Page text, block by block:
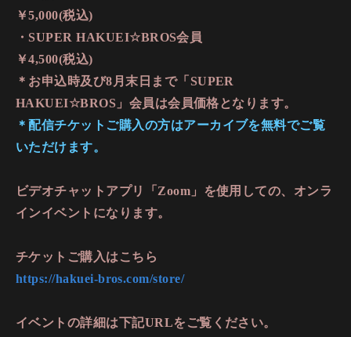
￥5,000(税込)
・SUPER HAKUEI☆BROS会員
￥4,500(税込)
＊お申込時及び8月末日まで「SUPER
HAKUEI☆BROS」会員は会員価格となります。
＊配信チケットご購入の方はアーカイブを無料でご覧
いただけます。
ビデオチャットアプリ「Zoom」を使用しての、オンラ
インイベントになります。
チケットご購入はこちら
https://hakuei-bros.com/store/
イベントの詳細は下記URLをご覧ください。